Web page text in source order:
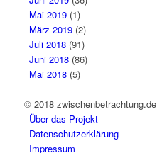
Mai 2019(1)
März 2019(2)
Juli 2018(91)
Juni 2018(86)
Mai 2018(5)
© 2018 zwischenbetrachtung.de
Über das Projekt
Datenschutzerklärung
Impressum